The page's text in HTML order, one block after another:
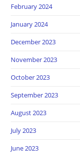
February 2024
January 2024
December 2023
November 2023
October 2023
September 2023
August 2023
July 2023
June 2023